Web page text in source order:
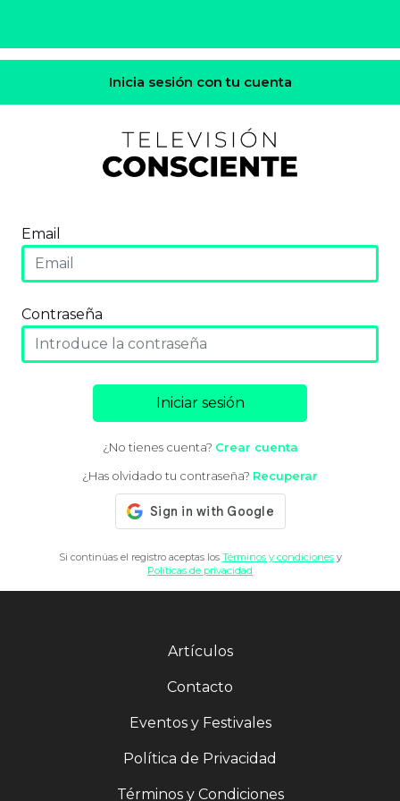
Inicia sesión con tu cuenta
Email
Contraseña
Iniciar sesión
¿No tienes cuenta? Crear cuenta
¿Has olvidado tu contraseña? Recuperar
Si continúas el registro aceptas los Términos y condicionesy
Políticas de privacidad
Artículos
Contacto
Eventos y Festivales
Política de Privacidad
Términos y Condiciones